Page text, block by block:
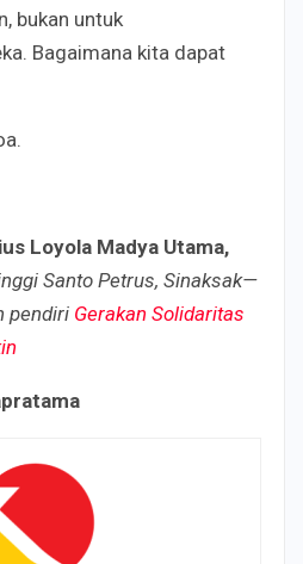
bukan untuk
Bagaimana kita dapat
Loyola Madya Utama,
Santo Petrus, Sinaksak—
pendiri Gerakan Solidaritas